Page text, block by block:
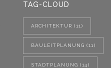
TAG-CLOUD
ARCHITEKTUR (11)
BAULEITPLANUNG (11)
STADTPLANUNG (14)